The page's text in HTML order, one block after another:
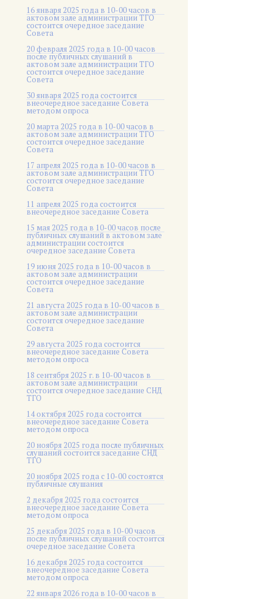
16 января 2025 года в 10-00 часов в
актовом зале администрации ТГО
состоится очередное заседание
Совета
20 февраля 2025 года в 10-00 часов
после публичных слушаний в
актовом зале администрации ТГО
состоится очередное заседание
Совета
30 января 2025 года состоится
внеочередное заседание Совета
методом опроса
20 марта 2025 года в 10-00 часов в
актовом зале администрации ТГО
состоится очередное заседание
Совета
17 апреля 2025 года в 10-00 часов в
актовом зале администрации ТГО
состоится очередное заседание
Совета
11 апреля 2025 года состоится
внеочередное заседание Совета
15 мая 2025 года в 10-00 часов после
публичных слушаний в актовом зале
администрации состоится
очередное заседание Совета
19 июня 2025 года в 10-00 часов в
актовом зале администрации
состоится очередное заседание
Совета
21 августа 2025 года в 10-00 часов в
актовом зале администрации
состоится очередное заседание
Совета
29 августа 2025 года состоится
внеочередное заседание Совета
методом опроса
18 сентября 2025 г. в 10-00 часов в
актовом зале администрации
состоится очередное заседание СНД
ТГО
14 октября 2025 года состоится
внеочередное заседание Совета
методом опроса
20 ноября 2025 года после публичных
слушаний состоится заседание СНД
ТГО
20 ноября 2025 года c 10-00 состоятся
публичные слушания
2 декабря 2025 года состоится
внеочередное заседание Совета
методом опроса
25 декабря 2025 года в 10-00 часов
после публичных слушаний состоится
очередное заседание Совета
16 декабря 2025 года состоится
внеочередное заседание Совета
методом опроса
22 января 2026 года в 10-00 часов в